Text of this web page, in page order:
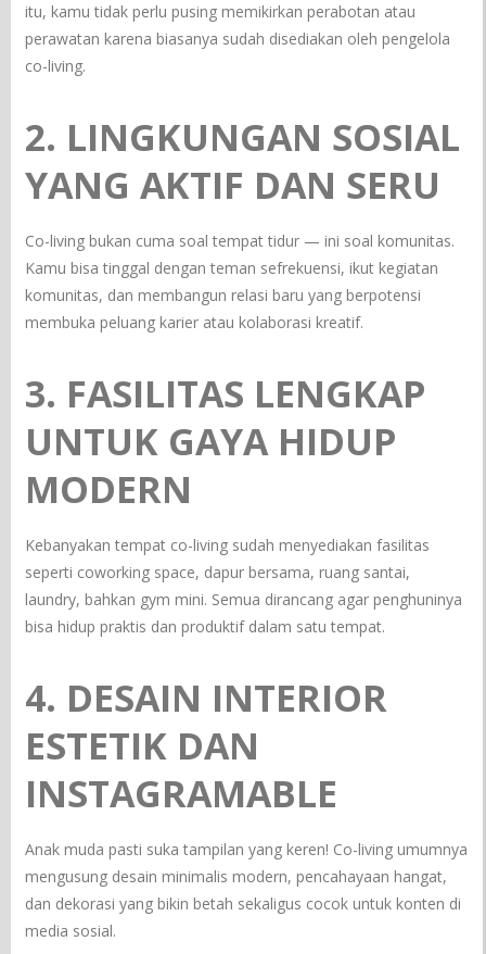
itu, kamu tidak perlu pusing memikirkan perabotan atau
perawatan karena biasanya sudah disediakan oleh pengelola
co-living.
2. LINGKUNGAN SOSIAL
YANG AKTIF DAN SERU
Co-living bukan cuma soal tempat tidur — ini soal komunitas.
Kamu bisa tinggal dengan teman sefrekuensi, ikut kegiatan
komunitas, dan membangun relasi baru yang berpotensi
membuka peluang karier atau kolaborasi kreatif.
3. FASILITAS LENGKAP
UNTUK GAYA HIDUP
MODERN
Kebanyakan tempat co-living sudah menyediakan fasilitas
seperti coworking space, dapur bersama, ruang santai,
laundry, bahkan gym mini. Semua dirancang agar penghuninya
bisa hidup praktis dan produktif dalam satu tempat.
4. DESAIN INTERIOR
ESTETIK DAN
INSTAGRAMABLE
Anak muda pasti suka tampilan yang keren! Co-living umumnya
mengusung desain minimalis modern, pencahayaan hangat,
dan dekorasi yang bikin betah sekaligus cocok untuk konten di
media sosial.